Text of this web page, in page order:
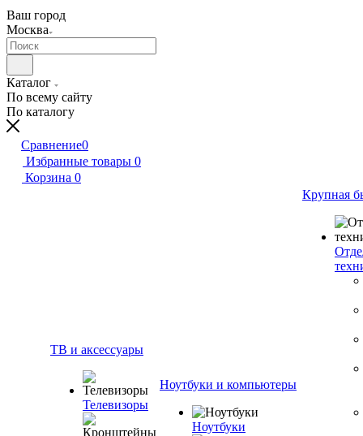
Ваш город
Москва
Каталог
По всему сайту
По каталогу
Сравнение0
Избранные товары 0
Корзина 0
ТВ и аксессуары
Телевизоры
Ноутбуки и компьютеры
Ноутбуки
Крупная